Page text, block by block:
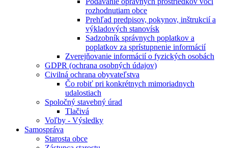
rozhodnutiam obce
Prehľad predpisov, pokynov, inštrukcií a
výkladových stanovísk
Sadzobník správnych poplatkov a
poplatkov za sprístupnenie informácií
Zverejňovanie informácií o fyzických osobách
GDPR (ochrana osobných údajov)
Civilná ochrana obyvateľstva
Čo robiť pri konkrétnych mimoriadnych
udalostiach
Spoločný stavebný úrad
Tlačivá
Voľby - Výsledky
Samospráva
Starosta obce